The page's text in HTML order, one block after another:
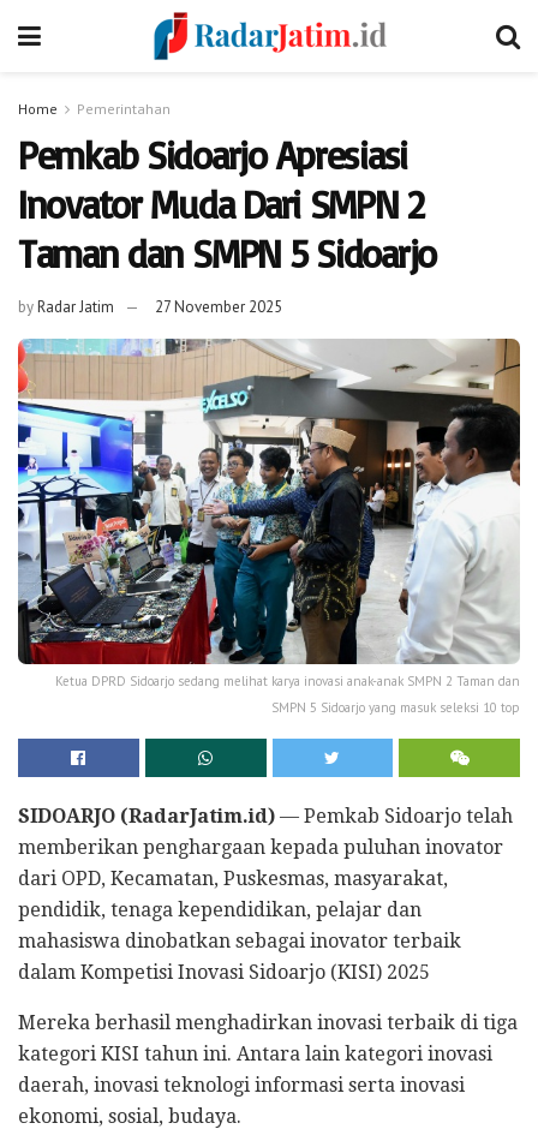
Home Pemerintahan
Pemkab Sidoarjo Apresiasi
Inovator Muda Dari SMPN 2
Taman dan SMPN 5 Sidoarjo
byRadar Jatim 27 November 2025
Ketua DPRD Sidoarjo sedang melihat karya inovasi anak-anak SMPN 2 Taman dan
SMPN 5 Sidoarjo yang masuk seleksi 10 top
SIDOARJO (RadarJatim.id) — Pemkab Sidoarjo telah
memberikan penghargaan kepada puluhan inovator
dari OPD, Kecamatan, Puskesmas, masyarakat,
pendidik, tenaga kependidikan, pelajar dan
mahasiswa dinobatkan sebagai inovator terbaik
dalam Kompetisi Inovasi Sidoarjo (KISI) 2025
Mereka berhasil menghadirkan inovasi terbaik di tiga
kategori KISI tahun ini. Antara lain kategori inovasi
daerah, inovasi teknologi informasi serta inovasi
ekonomi, sosial, budaya.